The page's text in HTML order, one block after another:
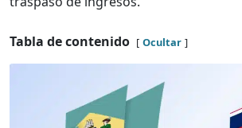
Tabla de contenido Ocultar